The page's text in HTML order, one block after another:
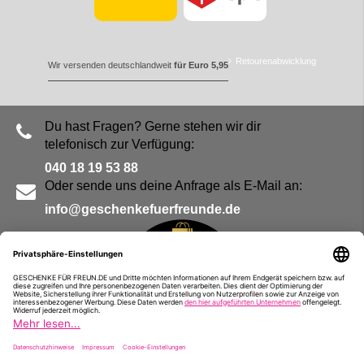
Wir versenden deutschlandweit für Euro 5,95 Retourenabwicklung
Du hast Fragen? Gerne stehen wir dir
telefonisch zur Verfügung:
040 18 19 53 88
Oder sende uns deine Anfrage als E-Mail an:
info@geschenkefuerfreunde.de